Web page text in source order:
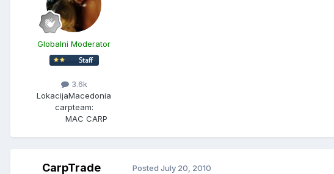
Globalni Moderator
3.6k
LokacijaMacedonia
carpteam:
MAC CARP
CarpTrade Posted July 20, 2010